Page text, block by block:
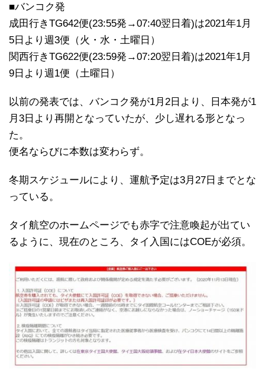
■バンコク発
成田行きTG642便(23:55発→07:40翌日着)は2021年1月
5日より週3便（火・水・土曜日）
関西行きTG622便(23:59発→07:20翌日着)は2021年1月
9日より週1便（土曜日）
以前の発表では、バンコク発が1月2日より、日本発が1
月3日より再開となっていたが、少し遅れる形となっ
た。
便名ならびに本数は変わらず。
冬期スケジュールにより、運航予定は3月27日までとな
っている。
タイ航空のホームページでも赤字で注意喚起が出てい
るように、現在のところ、タイ入国にはCOEが必須。